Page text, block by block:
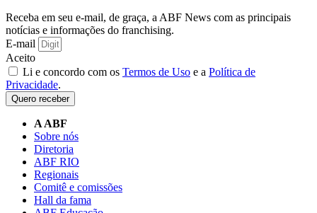
Receba em seu e-mail, de graça, a ABF News com as principais
notícias e informações do franchising.
E-mail
Aceito
Li e concordo com os Termos de Uso e a Política de
Privacidade.
Quero receber
A ABF
Sobre nós
Diretoria
ABF RIO
Regionais
Comitê e comissões
Hall da fama